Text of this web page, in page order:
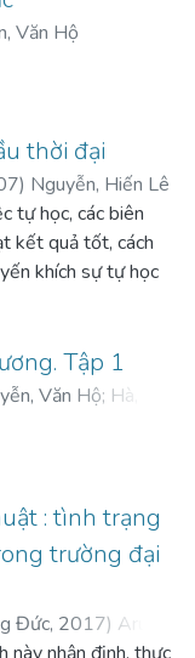
Văn Hộ
thời đại
) Nguyễn, Hiến Lê
tự học, các biên
kết quả tốt, cách
khích sự tự học
Tập 1
Văn Hộ; Hà, Thị
: tình trạng
trường đại
Đức, 2017) Arum,